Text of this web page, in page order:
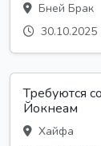
Бней Брак
30.10.2025
Требуются
Йокнеам
Хайфа